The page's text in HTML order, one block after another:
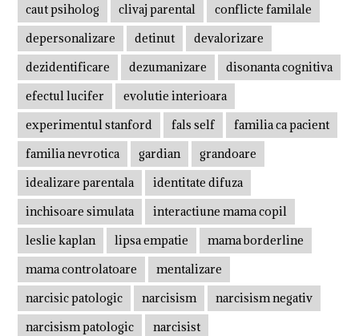
caut psiholog
clivaj parental
conflicte familale
depersonalizare
detinut
devalorizare
dezidentificare
dezumanizare
disonanta cognitiva
efectul lucifer
evolutie interioara
experimentul stanford
fals self
familia ca pacient
familia nevrotica
gardian
grandoare
idealizare parentala
identitate difuza
inchisoare simulata
interactiune mama copil
leslie kaplan
lipsa empatie
mama borderline
mama controlatoare
mentalizare
narcisic patologic
narcisism
narcisism negativ
narcisism patologic
narcisist